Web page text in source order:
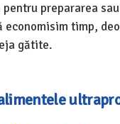
pentru prepararea
economisim timp,
gătite.